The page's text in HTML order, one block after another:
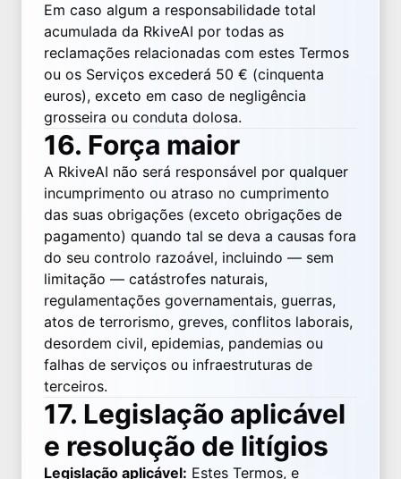
Em caso algum a responsabilidade total
acumulada da RkiveAI por todas as
reclamações relacionadas com estes Termos
ou os Serviços excederá 50 € (cinquenta
euros), exceto em caso de negligência
grosseira ou conduta dolosa.
16. Força maior
A RkiveAI não será responsável por qualquer
incumprimento ou atraso no cumprimento
das suas obrigações (exceto obrigações de
pagamento) quando tal se deva a causas fora
do seu controlo razoável, incluindo — sem
limitação — catástrofes naturais,
regulamentações governamentais, guerras,
atos de terrorismo, greves, conflitos laborais,
desordem civil, epidemias, pandemias ou
falhas de serviços ou infraestruturas de
terceiros.
17. Legislação aplicável
e resolução de litígios
Legislação aplicável: Estes Termos, e